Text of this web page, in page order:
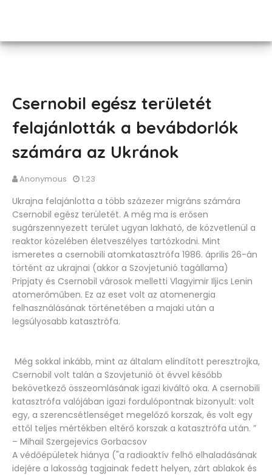
Csernobil egész területét
felajánlották a bevábdorlók
számára az Ukránok
Anonymous 1:23
Ukrajna felajánlotta a több százezer migráns számára
Csernobil egész területét. A még ma is erősen
sugárszennyezett terület ugyan lakható, de közvetlenül a
reaktor közelében életveszélyes tartózkodni. Mint
ismeretes a csernobili atomkatasztrófa 1986. április 26-án
történt az ukrajnai (akkor a Szovjetunió tagállama)
Pripjaty és Csernobil városok melletti Vlagyimir Iljics Lenin
atomerőműben. Ez az eset volt az atomenergia
felhasználásának történetében a majaki után a
legsúlyosabb katasztrófa.
Még sokkal inkább, mint az általam elindított peresztrojka,
Csernobil volt talán a Szovjetunió öt évvel később
bekövetkező összeomlásának igazi kiváltó oka. A csernobili
katasztrófa valójában igazi fordulópontnak bizonyult: volt
egy, a szerencsétlenséget megelőző korszak, és volt egy
ettől teljes mértékben eltérő korszak a katasztrófa után. ”
– Mihail Szergejevics Gorbacsov
A védőépületek hiánya ("a radioaktív felhő elhaladásának
idejére a lakosság tagjainak fedett helyen, zárt ablakok és